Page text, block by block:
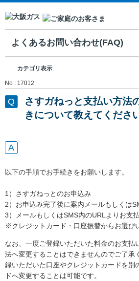
よくあるお問い合わせ(FAQ)
カテゴリ表示
No : 17012
さすガねっと支払い方法
きについて教えてください
以下の手順でお手続きをお願いします。
1）さすガねっとのお申込み
2）お申込み完了後に案内メールもしくは
3）メールもしくはSMS内のURLよりお支
※クレジットカード・口座振替からお選び
なお、一度ご登録いただいた料金のお支払
法へ変更することはできませんのでご了承
録いただいた口座やクレジットカードを別
ドへ変更することは可能です。